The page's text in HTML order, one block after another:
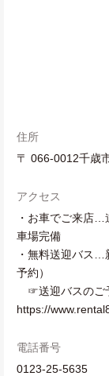
住所
〒 066-0012千歳
アクセス
・お車でご来店…
車場完備
・無料送迎バス…
予約）
☞送迎バスのご
https://
電話番号
0123-25-5635